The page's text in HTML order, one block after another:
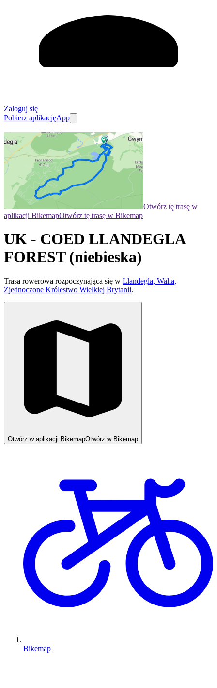
Zaloguj się
Pobierz aplikacjęApp
Otwórz tę trasę w
aplikacji BikemapOtwórz tę trasę w Bikemap
UK - COED LLANDEGLA
FOREST (niebieska)
Trasa rowerowa rozpoczynająca się w Llandegla, Walia,
Zjednoczone Królestwo Wielkiej Brytanii.
Otwórz w aplikacji BikemapOtwórz w Bikemap
Bikemap